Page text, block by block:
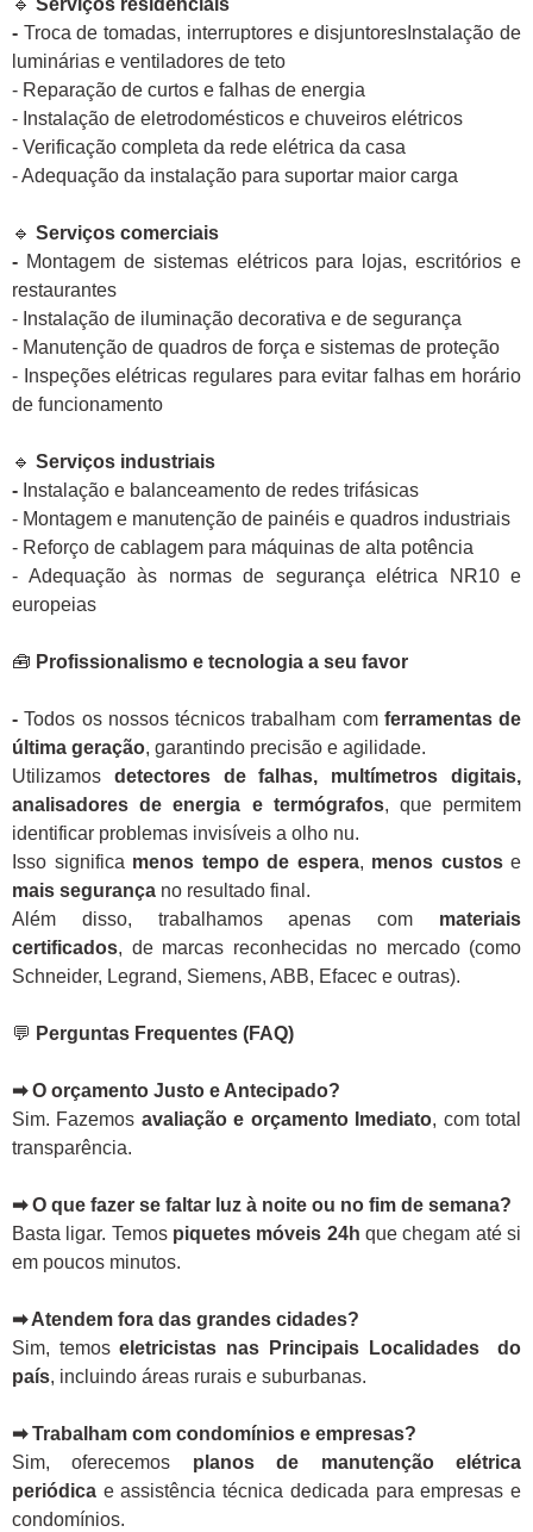
🔹 Serviços residenciais
- Troca de tomadas, interruptores e disjuntoresInstalação de
luminárias e ventiladores de teto
- Reparação de curtos e falhas de energia
- Instalação de eletrodomésticos e chuveiros elétricos
- Verificação completa da rede elétrica da casa
- Adequação da instalação para suportar maior carga
🔹 Serviços comerciais
- Montagem de sistemas elétricos para lojas, escritórios e
restaurantes
- Instalação de iluminação decorativa e de segurança
- Manutenção de quadros de força e sistemas de proteção
- Inspeções elétricas regulares para evitar falhas em horário
de funcionamento
🔹 Serviços industriais
- Instalação e balanceamento de redes trifásicas
- Montagem e manutenção de painéis e quadros industriais
- Reforço de cablagem para máquinas de alta potência
- Adequação às normas de segurança elétrica NR10 e
europeias
🧰 Profissionalismo e tecnologia a seu favor
-Todos os nossos técnicos trabalham com ferramentas de
última geração, garantindo precisão e agilidade.
Utilizamos detectores de falhas, multímetros digitais,
analisadores de energia e termógrafos, que permitem
identificar problemas invisíveis a olho nu.
Isso significa menos tempo de espera, menos custose
mais segurança no resultado final.
Além disso, trabalhamos apenas com materiais
certificados, de marcas reconhecidas no mercado (como
Schneider, Legrand, Siemens, ABB, Efacec e outras).
💬 Perguntas Frequentes (FAQ)
➡ O orçamento Justo e Antecipado?
Sim. Fazemos avaliação e orçamento Imediato, com total
transparência.
➡ O que fazer se faltar luz à noite ou no fim de semana?
Basta ligar. Temos piquetes móveis 24h que chegam até si
em poucos minutos.
➡ Atendem fora das grandes cidades?
Sim, temoseletricistas nas Principais Localidades do
país, incluindo áreas rurais e suburbanas.
➡ Trabalham com condomínios e empresas?
Sim, oferecemos planos de manutenção elétrica
periódica e assistência técnica dedicada para empresas e
condomínios.